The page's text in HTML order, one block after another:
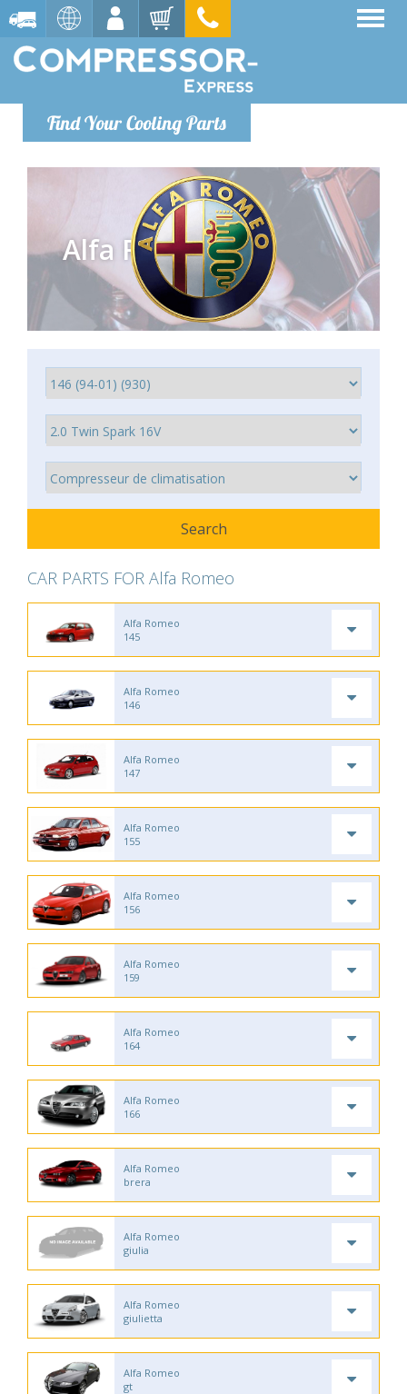
Find Your Cooling Parts
Alfa Romeo
CAR PARTS FOR Alfa Romeo
Alfa Romeo
145
Alfa Romeo
146
Alfa Romeo
147
Alfa Romeo
155
Alfa Romeo
156
Alfa Romeo
159
Alfa Romeo
164
Alfa Romeo
166
Alfa Romeo
brera
Alfa Romeo
giulia
Alfa Romeo
giulietta
Alfa Romeo
gt